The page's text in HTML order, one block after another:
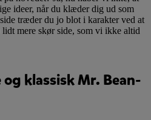
ideer, når du klæder dig ud som
træder du jo blot i karakter ved at
mere skør side, som vi ikke altid
klassisk Mr. Bean-